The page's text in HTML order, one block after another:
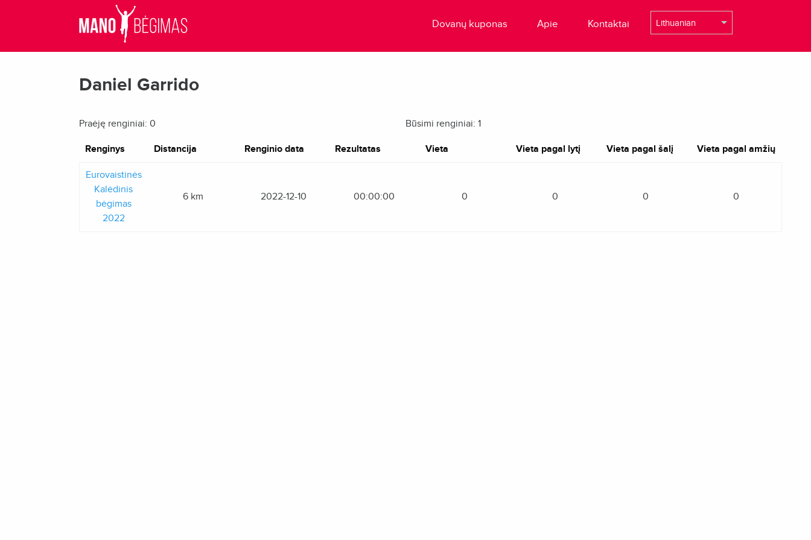
Dovanų kuponas Apie Kontaktai
Daniel Garrido
Praėję renginiai: 0 Būsimi renginiai: 1
Renginys Distancija Renginio data Rezultatas Vieta Vieta pagal lytį Vieta pagal šalį Vieta pagal amžių
Eurovaistinės
Kalėdinis
bėgimas
2022
6 km 2022-12-10 00:00:00 0 0 0 0